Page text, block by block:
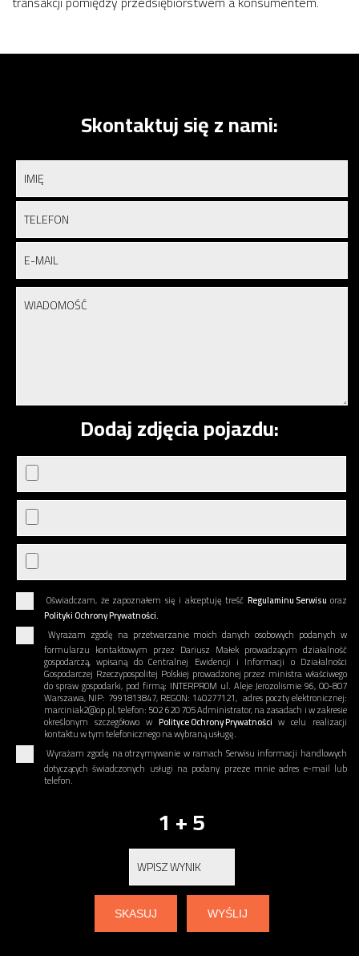
Skontaktuj się z nami:
Dodaj zdjęcia pojazdu:
Oświadczam, że zapoznałem się i akceptuję treść Regulaminu Serwisu oraz
Polityki Ochrony Prywatności.
Wyrażam zgodę na przetwarzanie moich danych osobowych podanych w
formularzu kontaktowym przez Dariusz Małek prowadzącym działalność
gospodarczą, wpisaną do Centralnej Ewidencji i Informacji o Działalności
Gospodarczej Rzeczypospolitej Polskiej prowadzonej przez ministra właściwego
do spraw gospodarki, pod firmą: INTERPROM ul. Aleje Jerozolismie 96, 00-807
Warszawa, NIP: 7991813847, REGON: 140277121, adres poczty elektronicznej:
marciniak2@op.pl, telefon: 502 620 705 Administrator, na zasadach i w zakresie
określonym szczegółowo w Polityce Ochrony Prywatności w celu realizacji
kontaktu w tym telefonicznego na wybraną usługę.
Wyrażam zgodę na otrzymywanie w ramach Serwisu informacji handlowych
dotyczących świadczonych usługi na podany przeze mnie adres e-mail lub
telefon.
1 + 5